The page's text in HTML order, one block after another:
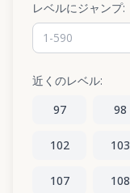
レベルにジャンプ:
近くのレベル:
97
98
102 103
107 108